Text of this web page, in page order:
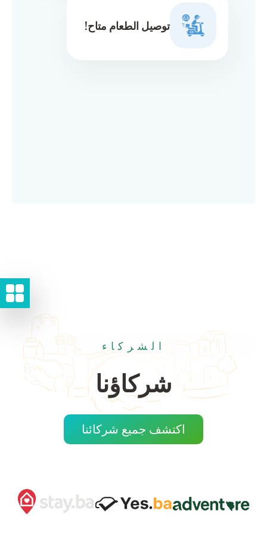
توصيل الطعام متاح!
الشركاء
شركاؤنا
اكتشف جميع شركائنا